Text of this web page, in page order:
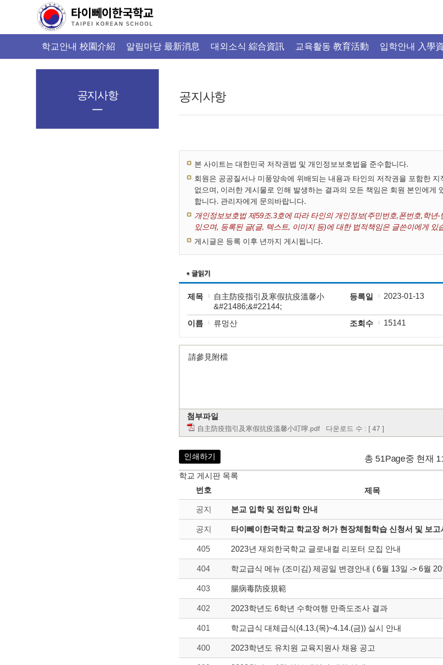
학교안내 校園介紹 알림마당 最新消息 대외소식 綜合資訊 교육활동 教育活動 입학안내 入學
공지사항
본 사이트는 대한민국 저작권법 및 개인정보보호법을 준수합니다.
회원은 공공질서나 미풍양속에 위배되는 내용과 타인의 저작권을 포함한
없으며, 이러한 게시물로 인해 발생하는 결과의 모든 책임은 회원 본인에게
합니다. 관리자에게 문의바랍니다.
개인정보보호법 제59조.3호에 따라 타인의 개인정보(주민번호,폰번호,학
있으며, 등록된 글(글, 텍스트, 이미지 등)에 대한 법적책임은 글쓴이에게 있
게시글은 등록 이후 년까지 게시됩니다.
제목
自主防疫指引及寒假抗疫溫馨小
&#21486;&#22144;
등록일 2023-01-13
이름 류멍산 조회수 15141
請參見附檔
첨부파일
自主防疫指引及寒假抗疫溫馨小叮嚀.pdf 다운로드 수 : [ 47 ]
인쇄하기 총 51Page중 현재
학교 게시판 목록
번호
제목
공지 본교 입학 및 전입학 안내
공지 타이뻬이한국학교 학교장 허가 현장체험학습 신청서 및 보고
405 2023년 재외한국학교 글로내컬 리포터 모집 안내
404 학교급식 메뉴 (조미김) 제공일 변경안내 ( 6월 13일 -> 6월
403 腸病毒防疫規範
402 2023학년도 6학년 수학여행 만족도조사 결과
401 학교급식 대체급식(4.13.(목)~4.14.(금)) 실시 안내
400 2023학년도 유치원 교육지원사 채용 공고
공지사항